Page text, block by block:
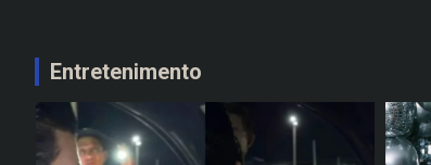
Entretenimento